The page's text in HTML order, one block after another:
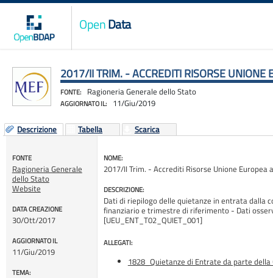
OpenData
2017/II TRIM. - ACCREDITI RISORSE UNIONE
FONTE: Ragioneria Generale dello Stato
AGGIORNATO IL: 11/Giu/2019
Descrizione Tabella Scarica
FONTE
Ragioneria Generale
dello Stato
Website
DATA CREAZIONE
30/Ott/2017
AGGIORNATO IL
11/Giu/2019
TEMA:
NOME:
2017/II Trim. - Accrediti Risorse Unione Europea
DESCRIZIONE:
Dati di riepilogo delle quietanze in entrata dalla
finanziario e trimestre di riferimento - Dati
[UEU_ENT_T02_QUIET_001]
ALLEGATI:
1828_Quietanze di Entrate da parte della